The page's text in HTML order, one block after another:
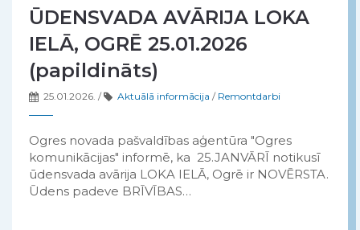
ŪDENSVADA AVĀRIJA LOKA
IELĀ, OGRĒ 25.01.2026
(papildināts)
25.01.2026. / Aktuālā informācija / Remontdarbi
Ogres novada pašvaldības aģentūra "Ogres
komunikācijas" informē, ka 25.JANVĀRĪ notikusī
ūdensvada avārija LOKA IELĀ, Ogrē ir NOVĒRSTA.
Ūdens padeve BRĪVĪBAS…